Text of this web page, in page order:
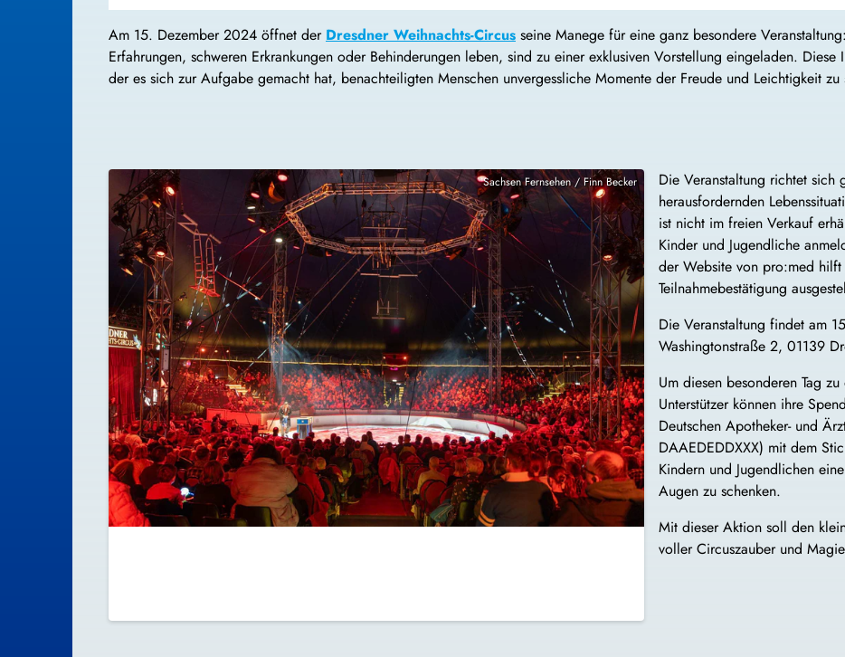
Am 15. Dezember 2024 öffnet der Dresdner Weihnachts-Circus seine Manege für eine ganz besondere
Erfahrungen, schweren Erkrankungen oder Behinderungen leben, sind zu einer exklusiven Vorstellung eingeladen.
der es sich zur Aufgabe gemacht hat, benachteiligten Menschen unvergessliche Momente der Freude und Leichtigkeit zu
Sachsen Fernsehen / Finn Becker
Die Veranstaltung richtet sich
herausfordernden
ist nicht im freien Verkauf
Kinder und Jugendliche
der Website von pro:med
Teilnahmebestätigung
Die Veranstaltung findet am
Washingtonstraße 2, 01139
Um diesen besonderen Tag
Unterstützer können ihre
Deutschen Apotheker- und
DAAEDEDDXXX) mit dem
Kindern und Jugendlichen
Augen zu schenken.
Mit dieser Aktion soll den
voller Circuszauber und